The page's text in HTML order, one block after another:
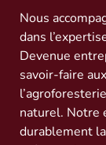
Nous
dans
Devenue
savoir-faire
naturel. Notre
durablement